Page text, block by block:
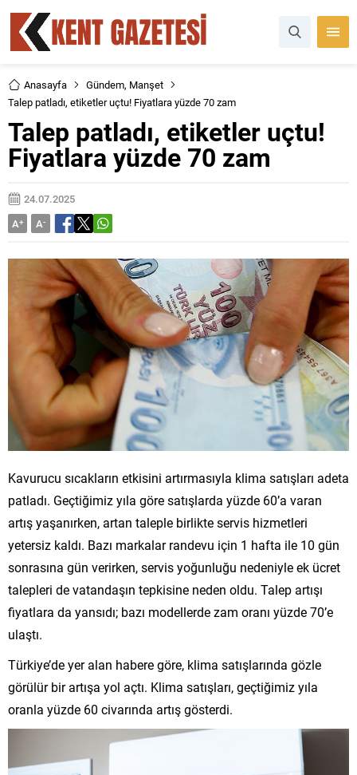
Anasayfa Gündem, Manşet
Talep patladı, etiketler uçtu! Fiyatlara yüzde 70 zam
Talep patladı, etiketler uçtu!
Fiyatlara yüzde 70 zam
24.07.2025
A+ A-
Kavurucu sıcakların etkisini artırmasıyla klima satışları adeta
patladı. Geçtiğimiz yıla göre satışlarda yüzde 60’a varan
artış yaşanırken, artan taleple birlikte servis hizmetleri
yetersiz kaldı. Bazı markalar randevu için 1 hafta ile 10 gün
sonrasına gün verirken, servis yoğunluğu nedeniyle ek ücret
talepleri de vatandaşın tepkisine neden oldu. Talep artışı
fiyatlara da yansıdı; bazı modellerde zam oranı yüzde 70’e
ulaştı.
Türkiye’de yer alan habere göre, klima satışlarında gözle
görülür bir artışa yol açtı. Klima satışları, geçtiğimiz yıla
oranla yüzde 60 civarında artış gösterdi.